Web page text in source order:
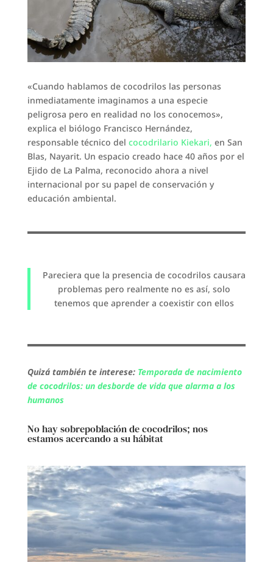
«Cuando hablamos de cocodrilos las personas
inmediatamente imaginamos a una especie
peligrosa pero en realidad no los conocemos»,
explica el biólogo Francisco Hernández,
responsable técnico del cocodrilario Kiekari, en San
Blas, Nayarit. Un espacio creado hace 40 años por el
Ejido de La Palma, reconocido ahora a nivel
internacional por su papel de conservación y
educación ambiental.
Pareciera que la presencia de cocodrilos causara
problemas pero realmente no es así, solo
tenemos que aprender a coexistir con ellos
Quizá también te interese: Temporada de nacimiento
de cocodrilos: un desborde de vida que alarma a los
humanos
No hay sobrepoblación de cocodrilos; nos
estamos acercando a su hábitat